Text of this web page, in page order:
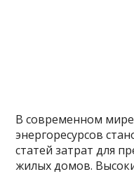
В современном
энергоресурсов
статей затрат для
жилых домов.